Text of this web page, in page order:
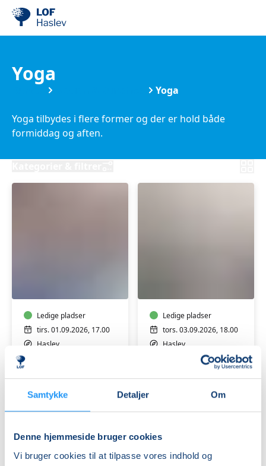
Samtykke Detaljer Om
Denne hjemmeside bruger cookies
Vi bruger cookies til at tilpasse vores indhold og
Yoga
Yoga
Yoga tilbydes i flere former og der er hold både
formiddag og aften.
alleLedige pladser
tirs. 01.09.2026, 17.00
Haslev
yoga
-
for
Ledige pladser
tors. 03.09.2026, 18.00
Haslev
Cristina Tofft